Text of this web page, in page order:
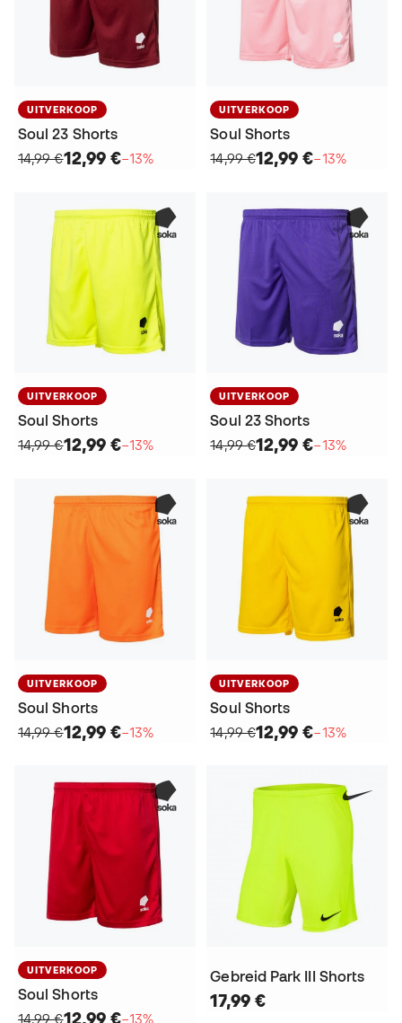
UITVERKOOP
Soul 23 Shorts
14,99 €12,99 €−13%
UITVERKOOP
Soul Shorts
14,99 €12,99 €−13%
UITVERKOOP
Soul Shorts
14,99 €12,99 €−13%
UITVERKOOP
Soul 23 Shorts
14,99 €12,99 €−13%
UITVERKOOP
Soul Shorts
14,99 €12,99 €−13%
UITVERKOOP
Soul Shorts
14,99 €12,99 €−13%
UITVERKOOP
Soul Shorts
14,99 €12,99 €−13%
Gebreid Park III Shorts
17,99 €